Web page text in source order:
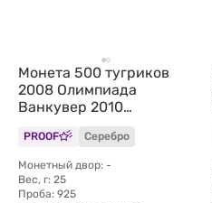
Монета 500 тугриков
2008 Олимпиада
Ванкувер 2010
Монголия
PROOF Серебро
Монетный двор: -
Вес, г: 25
Проба: 925